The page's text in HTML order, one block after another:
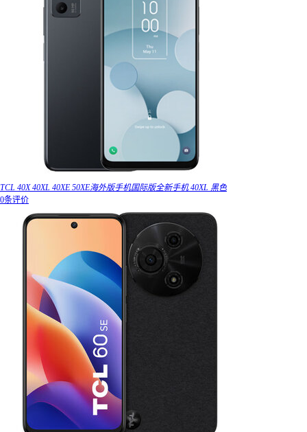
TCL 40X 40XL 40XE 50XE海外版手机国际版全新手机 40XL 黑色
0条评价